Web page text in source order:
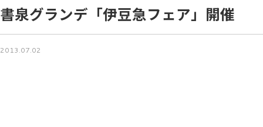
書泉グランデ「伊豆急フェア」開催
2013.07.02